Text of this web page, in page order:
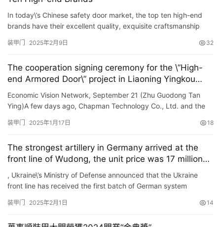
In today\’s Chinese safety door market, the top ten high-end
brands have their excellent quality, exquisite craftsmanship
装甲门 2025年2月9日 32
The cooperation signing ceremony for the \”High-
end Armored Door\” project in Liaoning Yingkou
Free Trade Zone was held
Economic Vision Network, September 21 (Zhu Guodong Tan
Ying)A few days ago, Chapman Technology Co., Ltd. and the
signi…
装甲门 2025年1月17日 18
The strongest artillery in Germany arrived at the
front line of Wudong, the unit price was 17 million
euros.
, Ukraine\’s Ministry of Defense announced that the Ukraine
front line has received the first batch of German system
装甲门 2025年2月1日 14